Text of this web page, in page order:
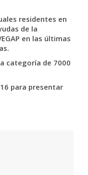
residentes en
de la
en las últimas
categoría de 7000
para presentar